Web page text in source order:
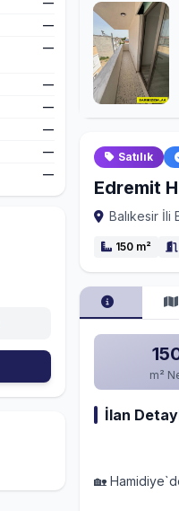
—
—
—
—
—
—
—
Satılık
Edremit
Balıkesir İli
150 m²
m²
İlan
🏡